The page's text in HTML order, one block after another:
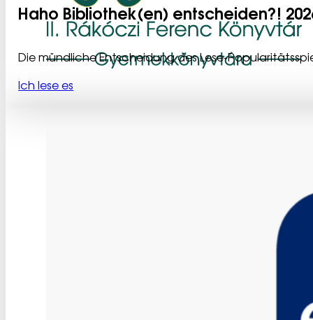
Haho Bibliothek(en) entscheiden?!
Die mündliche Entscheidung des Lese-
Ich lese es